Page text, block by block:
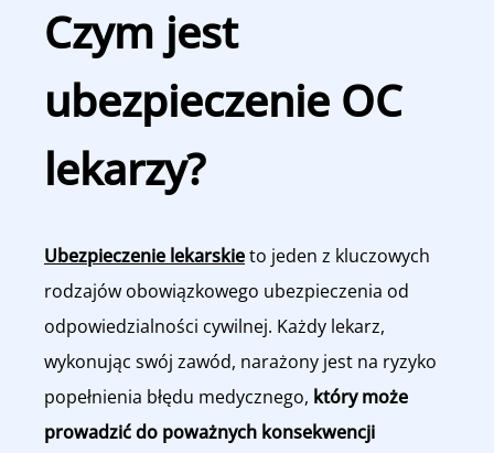
Czym jest
ubezpieczenie OC
lekarzy?
Ubezpieczenie lekarskieto jeden z kluczowych
rodzajów obowiązkowego ubezpieczenia od
odpowiedzialności cywilnej. Każdy lekarz,
wykonując swój zawód, narażony jest na ryzyko
popełnienia błędu medycznego, który może
prowadzić do poważnych konsekwencji